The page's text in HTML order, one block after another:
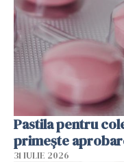
Pastila pentru
primește
31 IULIE 2026